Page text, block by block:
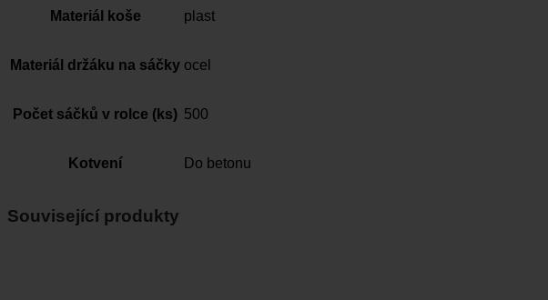
Materiál koše plast
Materiál držáku na sáčky ocel
Počet sáčků v rolce (ks) 500
Kotvení Do betonu
Související produkty